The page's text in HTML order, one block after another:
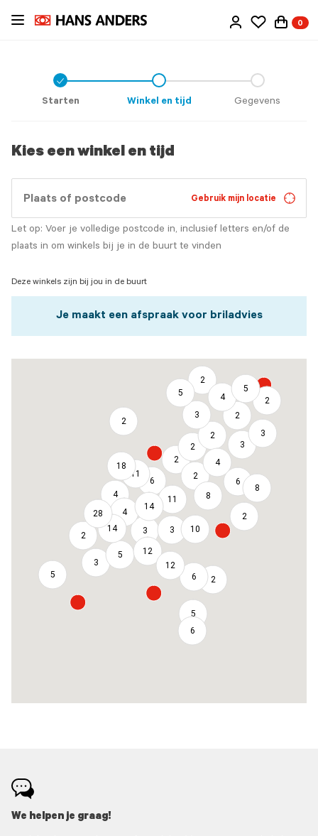
Ga
0
Check
Starten Winkel en tijd Gegevens
Kies een winkel en tijd
Gebruik mijn locatie
Let op: Voer je volledige postcode in, inclusief letters en/of de
plaats in om winkels bij je in de buurt te vinden
Deze winkels zijn bij jou in de buurt
Je maakt een afspraak voor briladvies
5
2
28
18
2
4
11
14
5
3
4
5
6
14
2
3
2
3
2
4
12
11
2
2
3
5
12
4
2
8
10
3
2
6
6
3
8
2
5
6
2
We helpen je graag!